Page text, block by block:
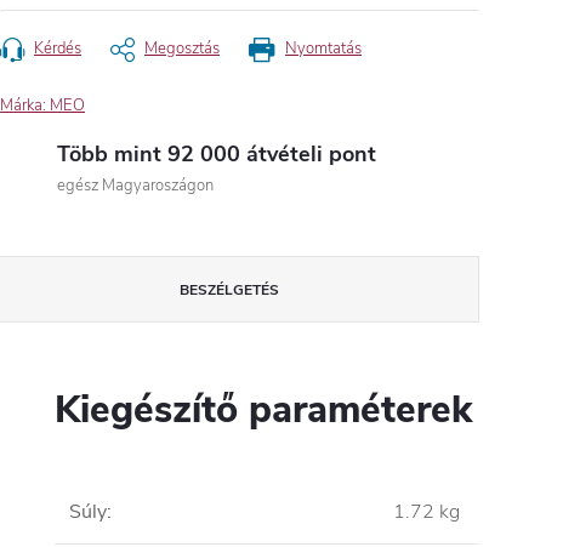
Nyomtatás
Kérdés Megosztás
Márka: MEO
Több mint 92 000 átvételi pont
egész Magyaroszágon
BESZÉLGETÉS
Kiegészítő paraméterek
Súly: 1.72 kg